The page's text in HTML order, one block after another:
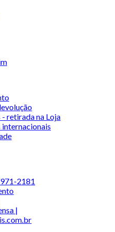
- retirada na Loja
internacionais
2181
|